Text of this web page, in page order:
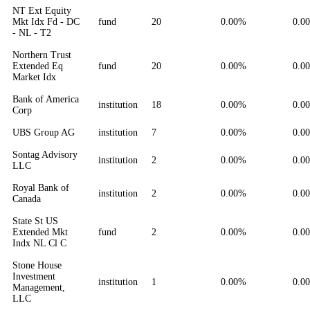
NT Ext Equity
Mkt Idx Fd - DC
- NL - T2
fund 20 0.00%
Northern Trust
Extended Eq
Market Idx
fund 20 0.00%
Bank of America
Corp
institution 18 0.00%
UBS Group AG institution 7 0.00%
Sontag Advisory
LLC
institution 2 0.00%
Royal Bank of
Canada
institution 2 0.00%
State St US
Extended Mkt
Indx NL Cl C
fund 2 0.00%
Stone House
Investment
Management,
LLC
institution 1 0.00%